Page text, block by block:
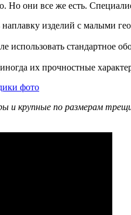
они все же есть.
изделий с малыми
стандартное
их прочностные
и крупные по размерам